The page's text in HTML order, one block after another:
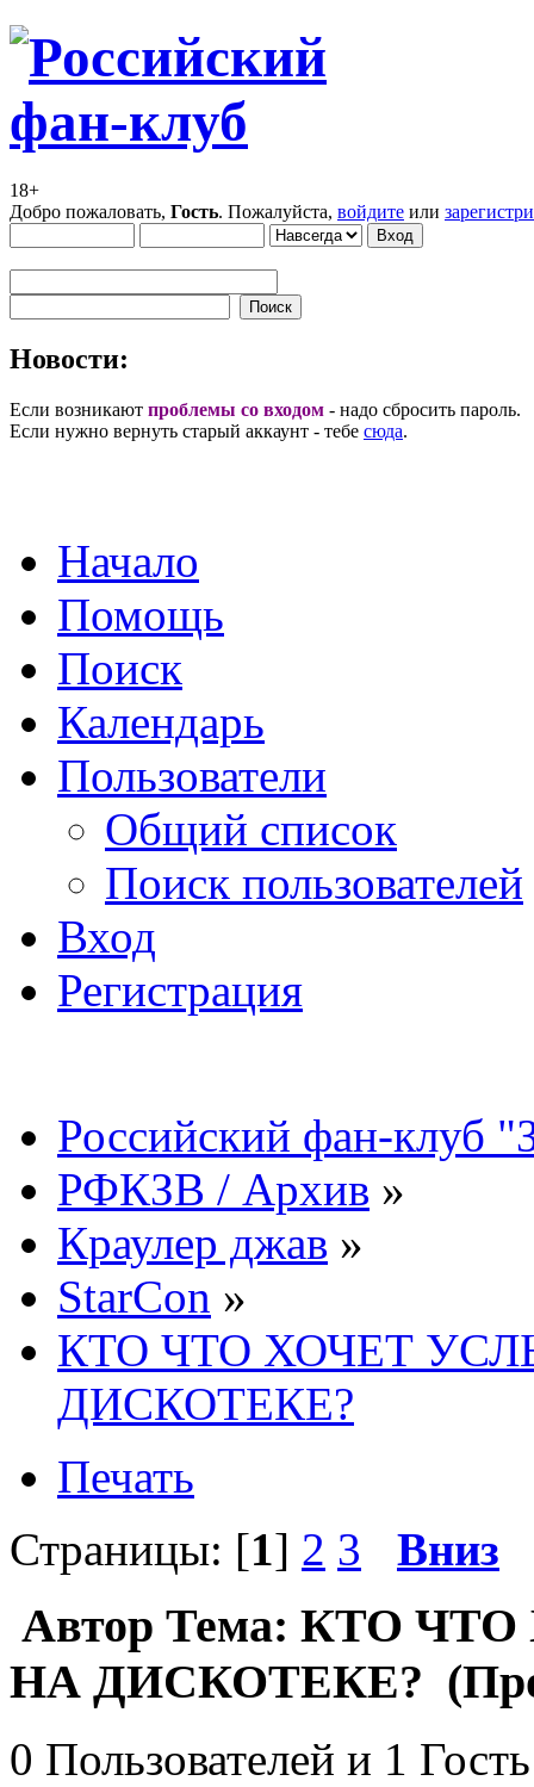
18+
Добро пожаловать, Гость. Пожалуйста, войдите или
Новости:
Если возникают проблемы со входом - надо сбросить пароль.
Если нужно вернуть старый аккаунт - тебе сюда.
Начало
Помощь
Поиск
Календарь
Пользователи
Общий список
Поиск пользователей
Вход
Регистрация
Российский фан-клуб
РФКЗВ / Архив »
Краулер джав »
StarCon »
КТО ЧТО ХОЧЕТ
ДИСКОТЕКЕ?
Печать
Страницы: [1] 2 3 Вниз
Автор Тема: КТО
НА ДИСКОТЕКЕ?
0 Пользователей и 1